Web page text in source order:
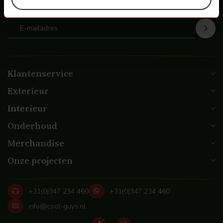
de hoogte
Klantenservice
Exterieur
Interieur
Onderhoud
Merchandise
Onze projecten
+31(0)347 234 460
+31(0)347 234 460
info@cool-guys.nl